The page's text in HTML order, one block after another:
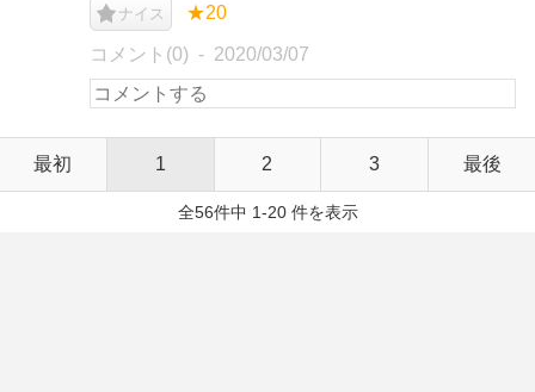
ナイス ★20
コメント(0) 2020/03/07
最初 1 2 3 最後
全56件中 1-20 件を表示